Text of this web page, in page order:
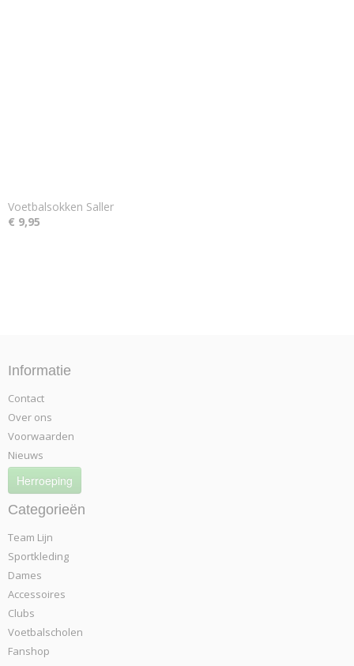
Voetbalsokken Saller
€ 9,95
Informatie
Contact
Over ons
Voorwaarden
Nieuws
Herroeping
Categorieën
Team Lijn
Sportkleding
Dames
Accessoires
Clubs
Voetbalscholen
Fanshop